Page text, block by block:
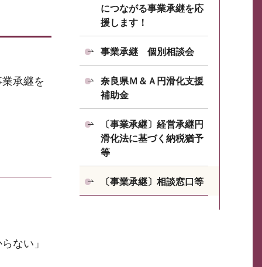
承継を
ない」
につながる事業承継を応
援します！
事業承継 個別相談会
奈良県Ｍ＆Ａ円滑化支援
補助金
〔事業承継〕経営承継円
滑化法に基づく納税猶予
等
〔事業承継〕相談窓口等